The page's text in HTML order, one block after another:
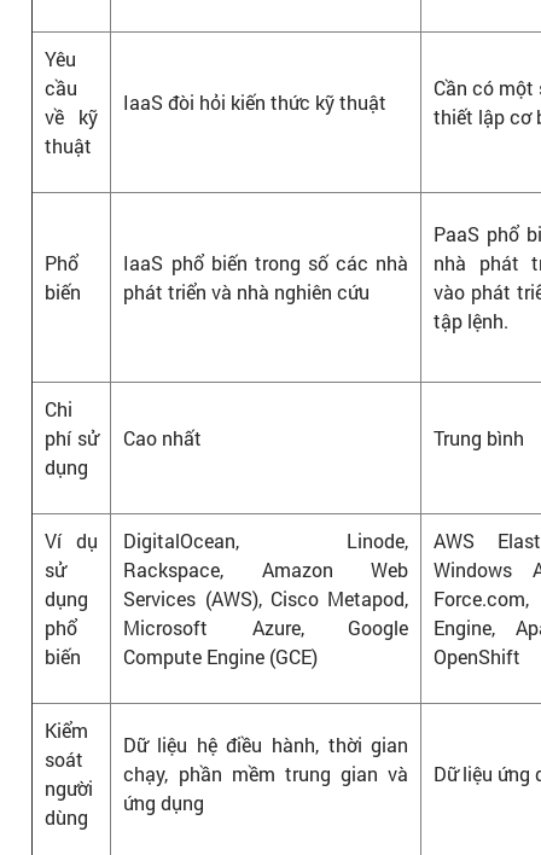
Yêu
cầu
về kỹ
thuật
IaaS đòi hỏi kiến ​​thức kỹ thuật
Cần có một
thiết lập cơ
Phổ
biến
IaaS phổ biến trong số các nhà
phát triển và nhà nghiên cứu
PaaS phổ
nhà phát
vào phát
tập lệnh.
Chi
phí sử
dụng
Cao nhất Trung bình
Ví dụ
sử
dụng
phổ
biến
DigitalOcean, Linode,
Rackspace, Amazon Web
Services (AWS), Cisco Metapod,
Microsoft Azure, Google
Compute Engine (GCE)
AWS
Windows
Engine,
OpenShift
Kiểm
soát
người
dùng
Dữ liệu hệ điều hành, thời gian
chạy, phần mềm trung gian và
ứng dụng
Dữ liệu ứng